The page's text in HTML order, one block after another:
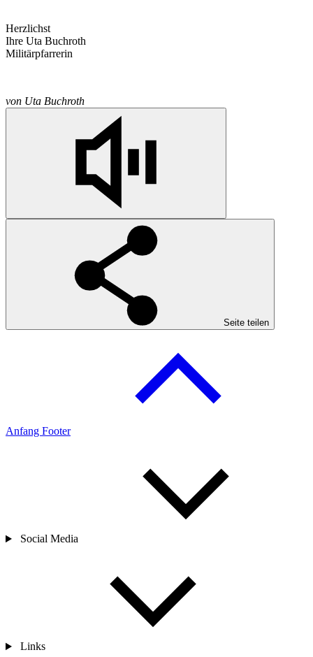
Herzlichst
Ihre Uta Buchroth
Militärpfarrerin
von Uta Buchroth
Seite teilen
Anfang Footer
Social Media
Links